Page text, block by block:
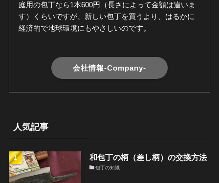
庭用の包丁なら1本600円（長さによって金額は違いま
す）くらいですが、新しい包丁を買うより、はるかに
経済的で地球環境にもやさしいのです。
会社情報-Company-
人気記事
和包丁の柄（差し柄）の交換方法
包丁の知識